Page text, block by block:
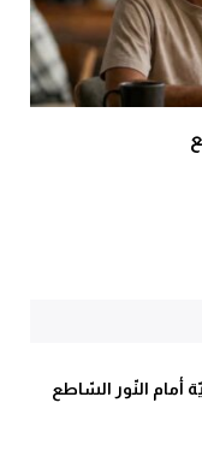
النّور السّاطع